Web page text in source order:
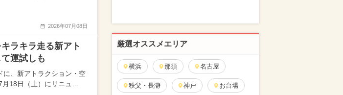
2026年07月08日
ラキラ走る新アト
運試しも
に、新アトラクション・空
18日（土）にリニュ…
厳選オススメエリア
横浜 那須 名古屋
秩父・長瀞 神戸 お台場